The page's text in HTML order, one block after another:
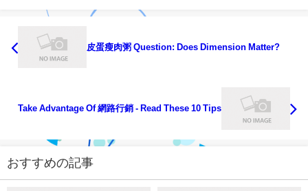
皮蛋瘦肉粥 Question: Does Dimension Matter?
Take Advantage Of 網路行銷 - Read These 10 Tips
おすすめの記事